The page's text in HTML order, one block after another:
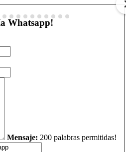
Whatsapp!
Mensaje: 200 palabras permitidas!